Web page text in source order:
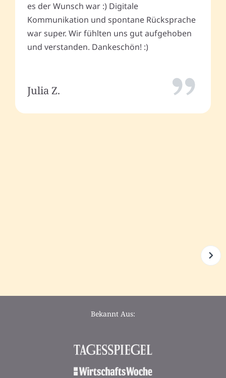
es der Wunsch war :) Digitale
Kommunikation und spontane Rücksprache
war super. Wir fühlten uns gut aufgehoben
und verstanden. Dankeschön! :)
Julia Z.
Bekannt Aus: